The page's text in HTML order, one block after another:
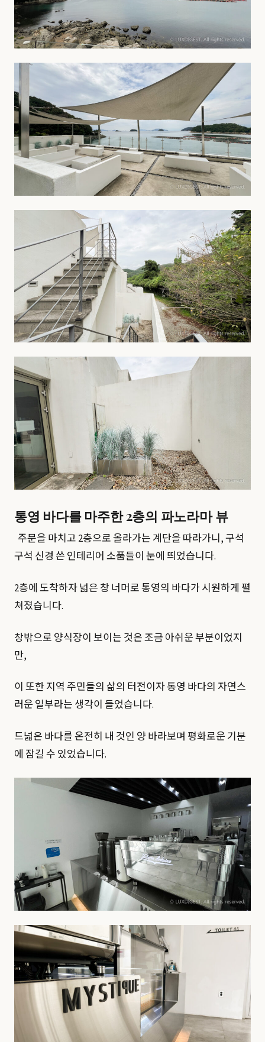
통영 바다를 마주한 2층의 파노라마 뷰
주문을 마치고 2층으로 올라가는 계단을 따라가니, 구석
구석 신경 쓴 인테리어 소품들이 눈에 띄었습니다.
2층에 도착하자 넓은 창 너머로 통영의 바다가 시원하게 펼
쳐졌습니다.
창밖으로 양식장이 보이는 것은 조금 아쉬운 부분이었지
만,
이 또한 지역 주민들의 삶의 터전이자 통영 바다의 자연스
러운 일부라는 생각이 들었습니다.
드넓은 바다를 온전히 내 것인 양 바라보며 평화로운 기분
에 잠길 수 있었습니다.